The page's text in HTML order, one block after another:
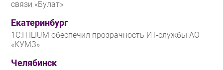
связи «Булат»
Екатеринбург
1С:ITILIUM обеспечил прозрачность ИТ-службы АО
«КУМЗ»
Челябинск